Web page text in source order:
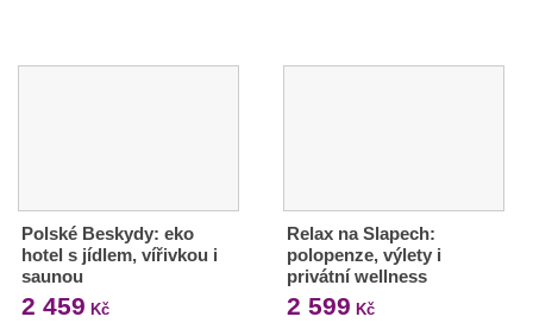
Polské Beskydy: eko
hotel s jídlem, vířivkou i
saunou
2 459 Kč
Relax na Slapech:
polopenze, výlety i
privátní wellness
2 599 Kč